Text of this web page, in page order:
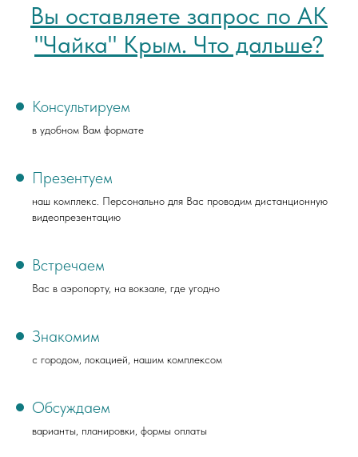
Вы оставляете запрос по АК
"Чайка" Крым. Что дальше?
Консультируем
в удобном Вам формате
Презентуем
наш комплекс. Персонально для Вас проводим дистанционную
видеопрезентацию
Встречаем
Вас в аэропорту, на вокзале, где угодно
Знакомим
с городом, локацией, нашим комплексом
Обсуждаем
варианты, планировки, формы оплаты